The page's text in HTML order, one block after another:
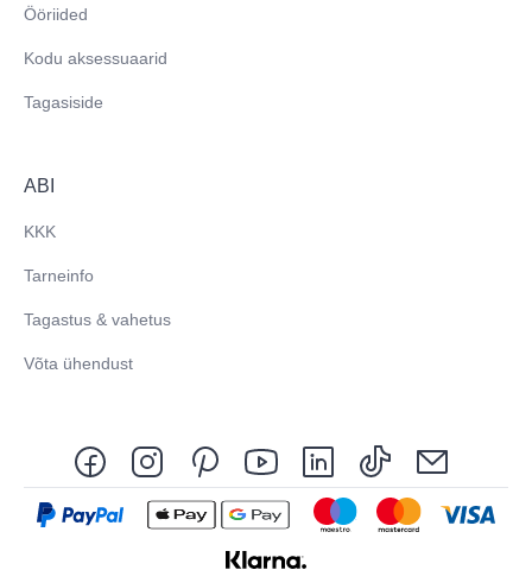
Ööriided
Kodu aksessuaarid
Tagasiside
ABI
KKK
Tarneinfo
Tagastus & vahetus
Võta ühendust